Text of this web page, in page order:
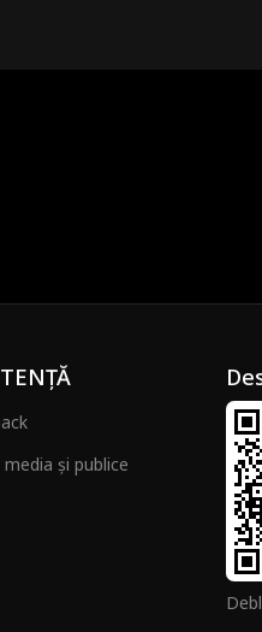
media și publice